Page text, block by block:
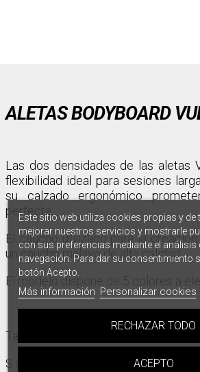
ALETAS BODYBOARD
Las dos densidades de las aletas
flexibilidad ideal para sesiones
su calzado ergonómico
perfecta.
El caucho utilizado para la
un caucho malayo de alta calidad.
El modelo dispone de 5 colores a
Talla :
S (US 6-7 | EUR 39-40)
Este sitio web utiliza cookies propias y de
mejorar nuestros servicios y mostrarle
con sus preferencias mediante el análisis
navegación. Para dar su consentimiento
botón Acepto.
Más información Personalizar cookies
RECHAZAR TODO
ACEPTO